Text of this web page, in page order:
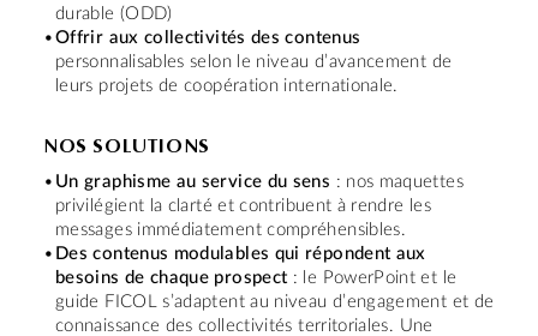
durable (ODD)
Offrir aux collectivités des contenus
personnalisables selon le niveau d’avancement de
leurs projets de coopération internationale.
NOS SOLUTIONS
Un graphisme au service du sens : nos maquettes
privilégient la clarté et contribuent à rendre les
messages immédiatement compréhensibles.
Des contenus modulables qui répondent aux
besoins de chaque prospect : le PowerPoint et le
guide FICOL s’adaptent au niveau d’engagement et de
connaissance des collectivités territoriales. Une